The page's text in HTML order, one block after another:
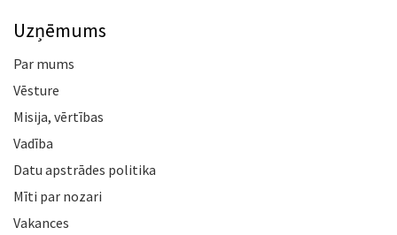
Uzņēmums
Par mums
Vēsture
Misija, vērtības
Vadība
Datu apstrādes politika
Mīti par nozari
Vakances